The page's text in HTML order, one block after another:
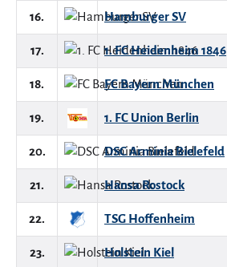
16. Hamburger SV
17. 1. FC Heidenheim 1846
18. FC Bayern München
19. 1. FC Union Berlin
20. DSC Arminia Bielefeld
21. Hansa Rostock
22. TSG Hoffenheim
23. Holstein Kiel